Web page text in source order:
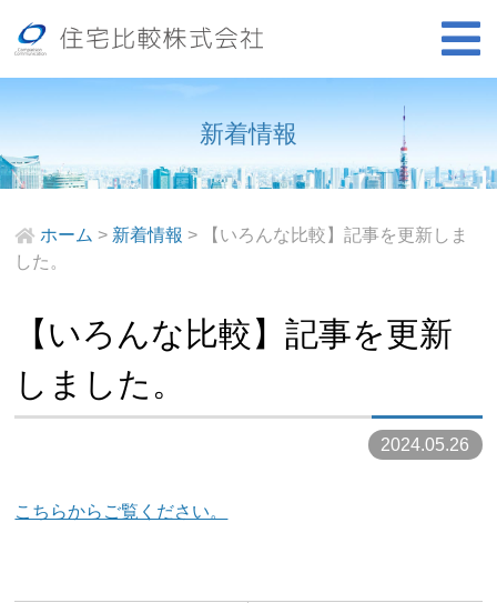
新着情報
ホーム > 新着情報 >
【いろんな比較】記事を更新しま
した。
【いろんな比較】記事を更新
しました。
2024.05.26
こちらからご覧ください。